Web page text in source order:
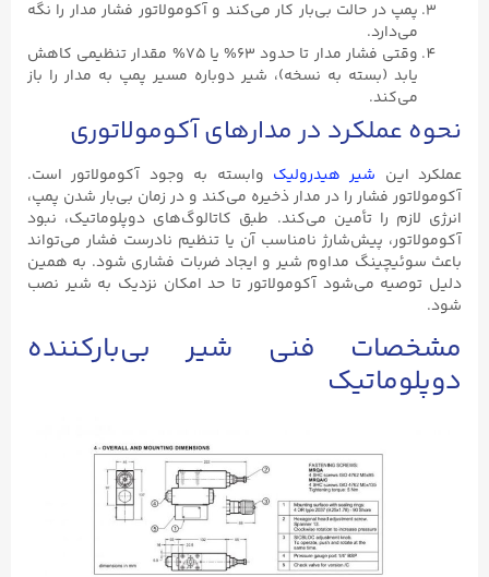
پمپ در حالت بی‌بار کار می‌کند و آکومولاتور فشار مدار را نگه
می‌دارد.
وقتی فشار مدار تا حدود ۶۳% یا ۷۵% مقدار تنظیمی کاهش
یابد (بسته به نسخه)، شیر دوباره مسیر پمپ به مدار را باز
می‌کند.
نحوه عملکرد در مدارهای آکومولاتوری
عملکرد این شیر هیدرولیک وابسته به وجود آکومولاتور است.
آکومولاتور فشار را در مدار ذخیره می‌کند و در زمان بی‌بار شدن پمپ،
انرژی لازم را تأمین می‌کند. طبق کاتالوگ‌های دوپلوماتیک، نبود
آکومولاتور، پیش‌شارژ نامناسب آن یا تنظیم نادرست فشار می‌تواند
باعث سوئیچینگ مداوم شیر و ایجاد ضربات فشاری شود. به همین
دلیل توصیه می‌شود آکومولاتور تا حد امکان نزدیک به شیر نصب
شود.
مشخصات فنی شیر بی‌بارکننده
دوپلوماتیک